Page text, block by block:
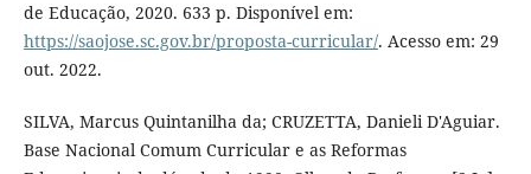
de Educação, 2020. 633 p. Disponível em:
https://saojose.sc.gov.br/proposta-curricular/. Acesso em: 29
out. 2022.
SILVA, Marcus Quintanilha da; CRUZETTA, Danieli D'Aguiar.
Base Nacional Comum Curricular e as Reformas